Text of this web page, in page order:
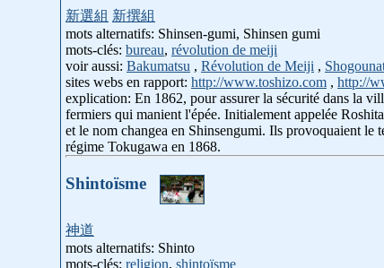
新選組 新撰組
mots alternatifs: Shinsen-gumi, Shinsen gumi
mots-clés: bureau, révolution de meiji
voir aussi: Bakumatsu , Révolution de Meiji ,
sites webs en rapport: http://www.toshizo.com , http://
explication: En 1862, pour assurer la sécurité dans la
fermiers qui manient l'épée. Initialement appelée
et le nom changea en Shinsengumi. Ils provoquaient
régime Tokugawa en 1868.
Shintoïsme
神道
mots alternatifs: Shinto
mots-clés: religion, shintoïsme